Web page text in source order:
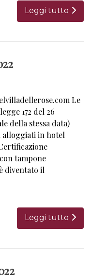
Leggi tutto
Le
172 del 26
della stessa data)
alloggiati in hotel
tampone
diventato il
Leggi tutto